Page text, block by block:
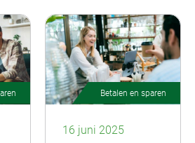
Betalen en sparen
16 juni 2025